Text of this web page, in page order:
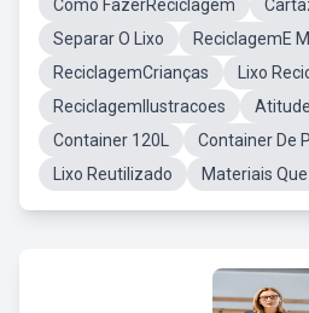
Como FazerReciclagem
Separar O Lixo
ReciclagemE
ReciclagemCrianças
Lixo
ReciclagemIlustracoes
Container 120L
Container De
Lixo Reutilizado
Materiais